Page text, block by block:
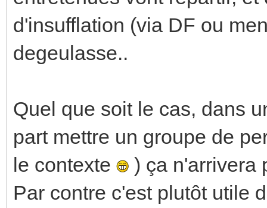
d'insufflation (via DF ou
degeulasse..
Quel que soit le cas, dans
part mettre un groupe de
le contexte
) ça n'arrivera
Par contre c'est plutôt utile